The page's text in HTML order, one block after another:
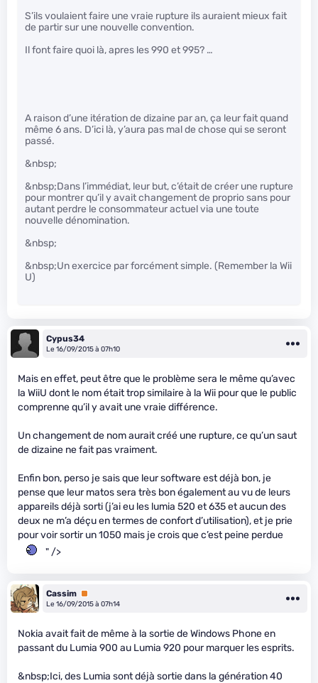
S’ils voulaient faire une vraie rupture ils auraient mieux fait
de partir sur une nouvelle convention.
Il font faire quoi là, apres les 990 et 995? …
A raison d’une itération de dizaine par an, ça leur fait quand
même 6 ans. D’ici là, y’aura pas mal de chose qui se seront
passé.
&nbsp;
&nbsp;Dans l’immédiat, leur but, c’était de créer une rupture
pour montrer qu’il y avait changement de proprio sans pour
autant perdre le consommateur actuel via une toute
nouvelle dénomination.
&nbsp;
&nbsp;Un exercice par forcément simple. (Remember la Wii
U)
Cypus34
Le 16/09/2015 à 07h10
Mais en effet, peut être que le problème sera le même qu’avec
la WiiU dont le nom était trop similaire à la Wii pour que le public
comprenne qu’il y avait une vraie différence.
Un changement de nom aurait créé une rupture, ce qu’un saut
de dizaine ne fait pas vraiment.
Enfin bon, perso je sais que leur software est déjà bon, je
pense que leur matos sera très bon également au vu de leurs
appareils déjà sorti (j’ai eu les lumia 520 et 635 et aucun des
deux ne m’a déçu en termes de confort d’utilisation), et je prie
pour voir sortir un 1050 mais je crois que c’est peine perdue
" />
Cassim Premium
Le 16/09/2015 à 07h14
Nokia avait fait de même à la sortie de Windows Phone en
passant du Lumia 900 au Lumia 920 pour marquer les esprits.
&nbsp;Ici, des Lumia sont déjà sortie dans la génération 40